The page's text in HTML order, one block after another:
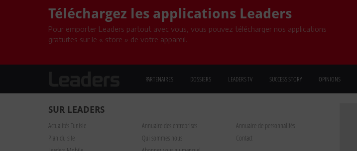
Téléchargez les applications Leaders
Pour emporter Leaders partout avec vous, vous pouvez télécharger nos applications
gratuites sur le « store » de votre appareil.
PARTENAIRES DOSSIERS LEADERS TV SUCCESS STORY OPINIONS
SUR LEADERS
Actualités Tunisie Annuaire des entreprises
Annuaire de personnalités
Plan du site
Qui sommes nous
Contact